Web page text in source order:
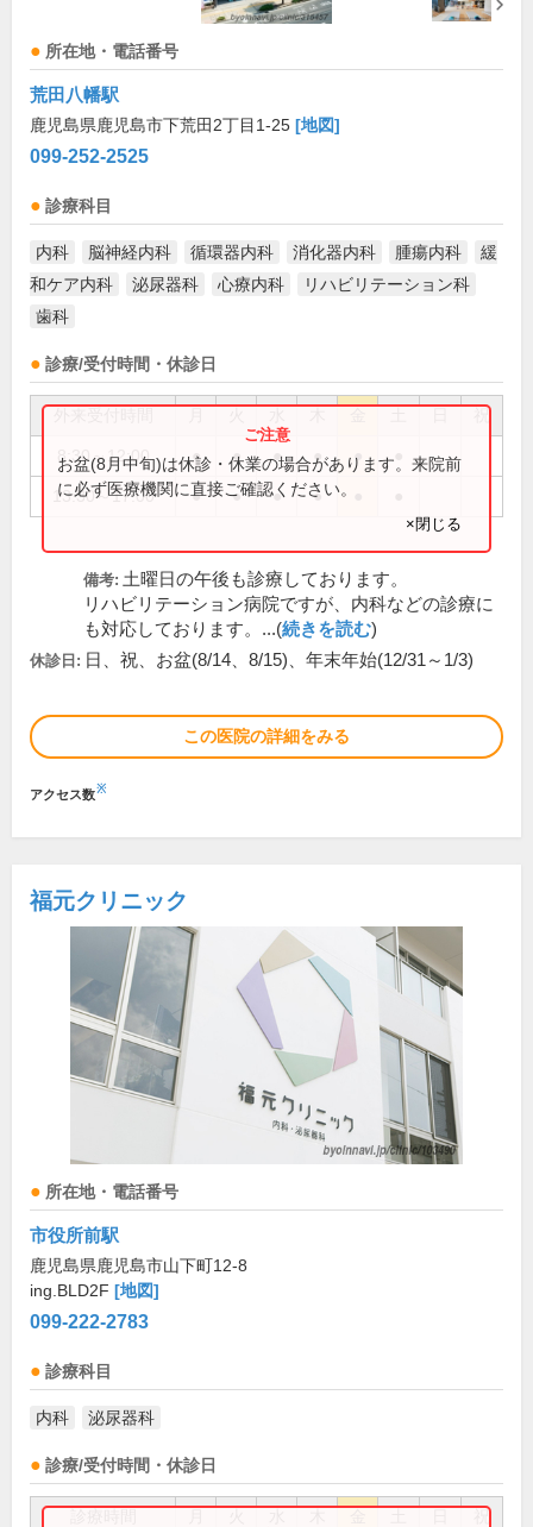
所在地・電話番号
荒田八幡駅
鹿児島県鹿児島市下荒田2丁目1-25 [地図]
099-252-2525
診療科目
内科 脳神経内科 循環器内科 消化器内科 腫瘍内科
緩
和ケア内科
泌尿器科 心療内科
リハビリテーション科
歯科
診療/受付時間・休診日
祝
8:30～12:00 ● ● ● ● ●
13:30～17:00 ● ● ● ●
お盆(8月中旬)は休診・休業の場合があります。来院前
に必ず医療機関に直接ご確認ください。
×閉じる
備考: 土曜日の午後も診療しております。
リハビリテーション病院ですが、内科などの診療に
も対応しております。...(続きを読む)
休診日: 日、祝、お盆(8/14、8/15)、年末年始(12/31～1/3)
この医院の詳細をみる
アクセス数※
福元クリニック
所在地・電話番号
市役所前駅
鹿児島県鹿児島市山下町12-8
ing.BLD2F [地図]
099-222-2783
診療科目
内科 泌尿器科
診療/受付時間・休診日
祝